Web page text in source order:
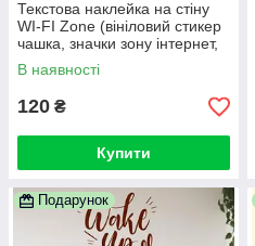
Текстова наклейка на стіну
WI-FI Zone (вініловий стикер
чашка, значки зону інтернет,
вай-фай зона)
В наявності
120 ₴
Купити
Подарунок